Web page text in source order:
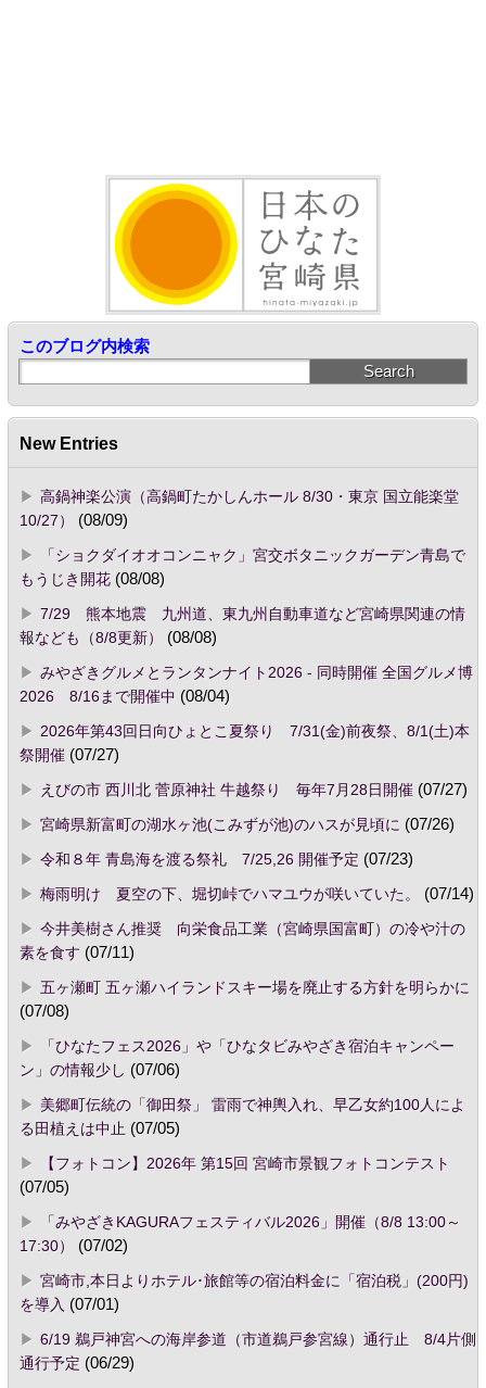
このブログ内検索
New Entries
高鍋神楽公演（高鍋町たかしんホール 8/30・東京 国立能楽堂
10/27）
(08/09)
「ショクダイオオコンニャク」宮交ボタニックガーデン青島で
もうじき開花(08/08)
7/29 熊本地震 九州道、東九州自動車道など宮崎県関連の情
報なども（8/8更新）
(08/08)
みやざきグルメとランタンナイト2026 - 同時開催 全国グルメ博
2026 8/16まで開催中 (08/04)
2026年第43回日向ひょとこ夏祭り 7/31(金)前夜祭、8/1(土)本
祭開催(07/27)
えびの市 西川北 菅原神社 牛越祭り 毎年7月28日開催(07/27)
宮崎県新富町の湖水ヶ池(こみずが池)のハスが見頃に (07/26)
令和８年 青島海を渡る祭礼 7/25,26 開催予定 (07/23)
梅雨明け 夏空の下、堀切峠でハマユウが咲いていた。
(07/14)
今井美樹さん推奨 向栄食品工業（宮崎県国富町）の冷や汁の
素を食す (07/11)
五ヶ瀬町 五ヶ瀬ハイランドスキー場を廃止する方針を明らかに
(07/08)
「ひなたフェス2026」や「ひなタビみやざき宿泊キャンペー
ン」の情報少し (07/06)
美郷町伝統の「御田祭」 雷雨で神輿入れ、早乙女約100人によ
る田植えは中止 (07/05)
【フォトコン】2026年 第15回 宮崎市景観フォトコンテスト
(07/05)
「みやざきKAGURAフェスティバル2026」開催（8/8 13:00～
17:30）
(07/02)
宮崎市,本日よりホテル･旅館等の宿泊料金に「宿泊税」(200円)
を導入 (07/01)
6/19 鵜戸神宮への海岸参道（市道鵜戸参宮線）通行止 8/4片側
通行予定 (06/29)